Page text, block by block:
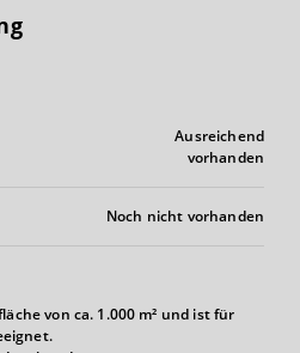
Ausreichend
vorhanden
Noch nicht vorhanden
von ca. 1.000 m² und ist für